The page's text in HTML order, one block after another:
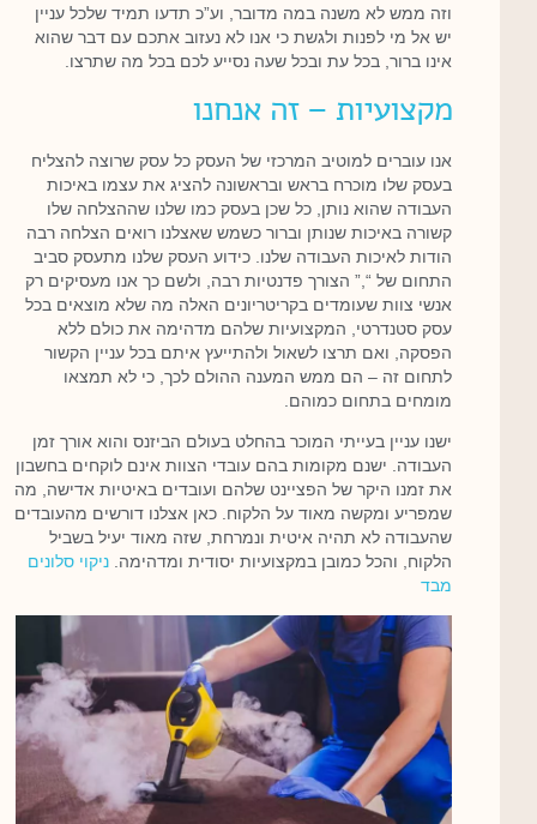
וזה ממש לא משנה במה מדובר, וע”כ תדעו תמיד שלכל עניין
יש אל מי לפנות ולגשת כי אנו לא נעזוב אתכם עם דבר שהוא
אינו ברור, בכל עת ובכל שעה נסייע לכם בכל מה שתרצו.
מקצועיות – זה אנחנו
אנו עוברים למוטיב המרכזי של העסק כל עסק שרוצה להצליח
בעסק שלו מוכרח בראש ובראשונה להציג את עצמו באיכות
העבודה שהוא נותן, כל שכן בעסק כמו שלנו שההצלחה שלו
קשורה באיכות שנותן וברור כשמש שאצלנו רואים הצלחה רבה
הודות לאיכות העבודה שלנו. כידוע העסק שלנו מתעסק סביב
התחום של “,” הצורך פדנטיות רבה, ולשם כך אנו מעסיקים רק
אנשי צוות שעומדים בקריטריונים האלה מה שלא מוצאים בכל
עסק סטנדרטי, המקצועיות שלהם מדהימה את כולם ללא
הפסקה, ואם תרצו לשאול ולהתייעץ איתם בכל עניין הקשור
לתחום זה – הם ממש המענה ההולם לכך, כי לא תמצאו
מומחים בתחום כמוהם.
ישנו עניין בעייתי המוכר בהחלט בעולם הביזנס והוא אורך זמן
העבודה. ישנם מקומות בהם עובדי הצוות אינם לוקחים בחשבון
את זמנו היקר של הפציינט שלהם ועובדים באיטיות אדישה, מה
שמפריע ומקשה מאוד על הלקוח. כאן אצלנו דורשים מהעובדים
שהעבודה לא תהיה איטית ונמרחת, שזה מאוד יעיל בשביל
הלקוח, והכל כמובן במקצועיות יסודית ומדהימה. ניקוי סלונים
מבד